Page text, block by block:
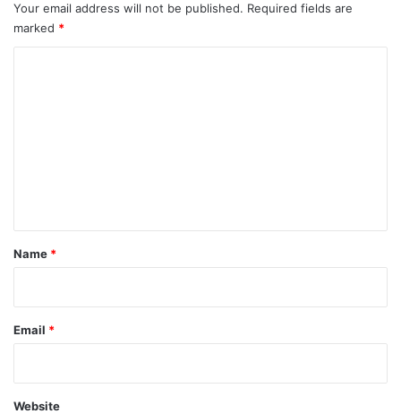
Your email address will not be published. Required fields are
marked *
*
Name *
Email *
Website